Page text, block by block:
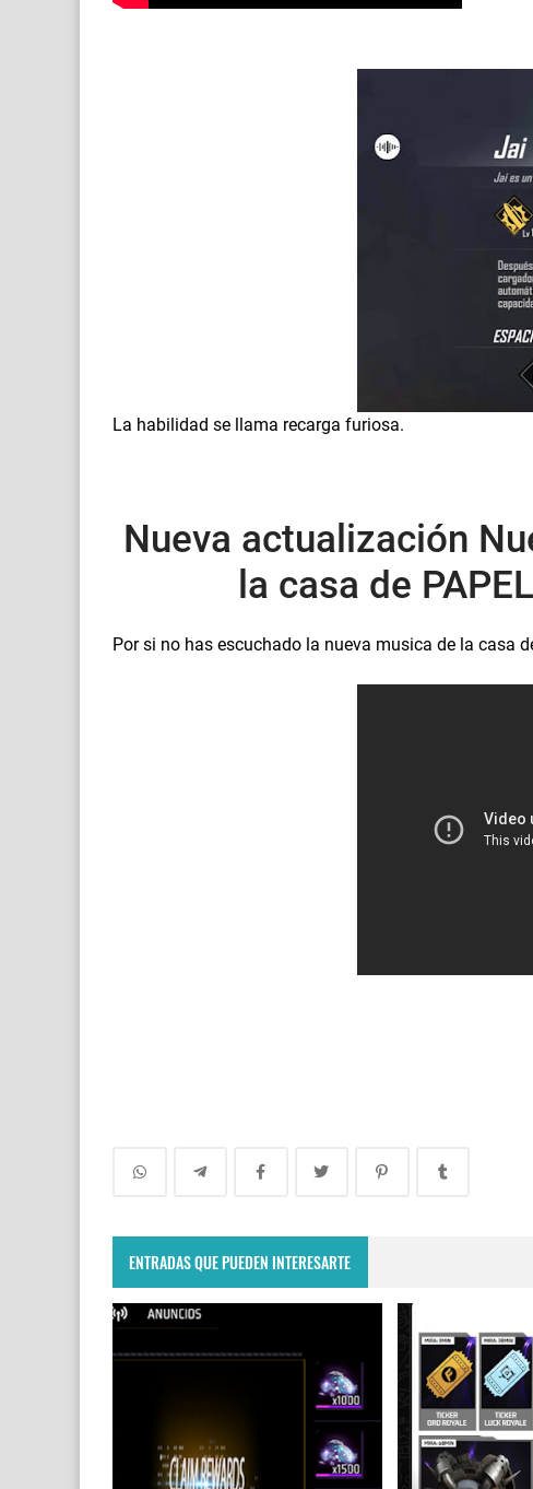
La habilidad se llama recarga furiosa.
Nueva actualización
la casa de
Por si no has escuchado la nueva musica de la casa
ENTRADAS QUE PUEDEN INTERESARTE